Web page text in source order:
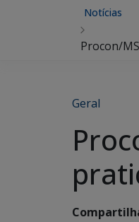
Notícias
Procon/
Geral